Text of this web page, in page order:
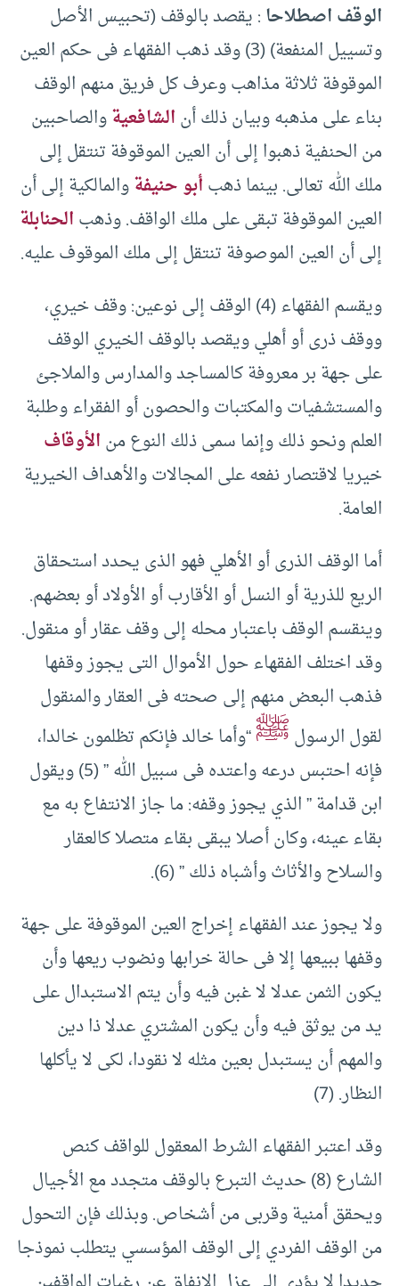
الوقف اصطلاحا: يقصد بالوقف (تحبيس الأصل
وتسييل المنفعة) (3) وقد ذهب الفقهاء فى حكم العين
الموقوفة ثلاثة مذاهب وعرف كل فريق منهم الوقف
بناء على مذهبه وبيان ذلك أنالشافعيةوالصاحبين
من الحنفية ذهبوا إلى أن العين الموقوفة تنتقل إلى
ملك الله تعالى. بينما ذهبأبو حنيفةوالمالكية إلى أن
العين الموقوفة تبقى على ملك الواقف. وذهبالحنابلة
إلى أن العين الموصوفة تنتقل إلى ملك الموقوف عليه.
ويقسم الفقهاء (4) الوقف إلى نوعين: وقف خيري،
ووقف ذرى أو أهلي ويقصد بالوقف الخيري الوقف
على جهة بر معروفة كالمساجد والمدارس والملاجئ
والمستشفيات والمكتبات والحصون أو الفقراء وطلبة
العلم ونحو ذلك وإنما سمى ذلك النوع منالأوقاف
خيريا لاقتصار نفعه على المجالات والأهداف الخيرية
العامة.
أما الوقف الذرى أو الأهلي فهو الذى يحدد استحقاق
الريع للذرية أو النسل أو الأقارب أو الأولاد أو بعضهم.
وينقسم الوقف باعتبار محله إلى وقف عقار أو منقول.
وقد اختلف الفقهاء حول الأموال التى يجوز وقفها
فذهب البعض منهم إلى صحته فى العقار والمنقول
لقول الرسولﷺ“وأما خالد فإنكم تظلمون خالدا،
فإنه احتبس درعه واعتده فى سبيل الله ” (5) ويقول
ابن قدامة ” الذي يجوز وقفه: ما جاز الانتفاع به مع
بقاء عينه، وكان أصلا يبقى بقاء متصلا كالعقار
والسلاح والأثاث وأشباه ذلك ” (6).
ولا يجوز عند الفقهاء إخراج العين الموقوفة على جهة
وقفها ببيعها إلا فى حالة خرابها ونضوب ريعها وأن
يكون الثمن عدلا لا غبن فيه وأن يتم الاستبدال على
يد من يوثق فيه وأن يكون المشتري عدلا ذا دين
والمهم أن يستبدل بعين مثله لا نقودا، لكى لا يأكلها
النظار. (7)
وقد اعتبر الفقهاء الشرط المعقول للواقف كنص
الشارع (8) حديث التبرع بالوقف متجدد مع الأجيال
ويحقق أمنية وقربى من أشخاص. وبذلك فإن التحول
من الوقف الفردي إلى الوقف المؤسسي يتطلب نموذجا